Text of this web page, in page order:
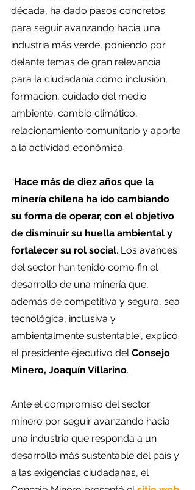
década, ha dado pasos concretos
para seguir avanzando hacia una
industria más verde, poniendo por
delante temas de gran relevancia
para la ciudadanía como inclusión,
formación, cuidado del medio
ambiente, cambio climático,
relacionamiento comunitario y aporte
a la actividad económica.
“Hace más de diez años que la
minería chilena ha ido cambiando
su forma de operar, con el objetivo
de disminuir su huella ambiental y
fortalecer su rol social. Los avances
del sector han tenido como fin el
desarrollo de una minería que,
además de competitiva y segura, sea
tecnológica, inclusiva y
ambientalmente sustentable”, explicó
el presidente ejecutivo del Consejo
Minero, Joaquín Villarino.
Ante el compromiso del sector
minero por seguir avanzando hacia
una industria que responda a un
desarrollo más sustentable del país y
a las exigencias ciudadanas, el